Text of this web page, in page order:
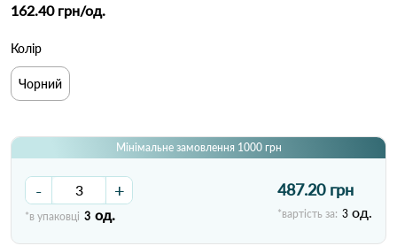
162.40 грн/од.
Колір
Чорний
Мінімальне замовлення 1000 грн
- +
*в упаковці 3 од.
487.20 грн
*вартість за: 3 од.